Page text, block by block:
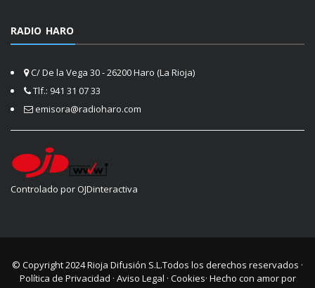
RADIO HARO
C/ De la Vega 30 - 26200 Haro (La Rioja)
Tlf.: 941 31 07 33
emisora@radioharo.com
Controlado por OJDinteractiva
© Copyright 2024Rioja Difusión S.L.Todos los derechos reservados ·
Política de Privacidad · Aviso Legal · Cookies· Hecho con amor por